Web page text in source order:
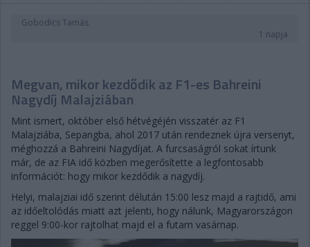
Gobodics Tamás
1 napja
Megvan, mikor kezdődik az F1-es Bahreini
Nagydíj Malajziában
Mint ismert, október első hétvégéjén visszatér az F1
Malajziába, Sepangba, ahol 2017 után rendeznek újra versenyt,
méghozzá a Bahreini Nagydíjat. A furcsaságról sokat írtunk
már, de az FIA idő közben megerősítette a legfontosabb
információt: hogy mikor kezdődik a nagydíj.
Helyi, malajziai idő szerint délután 15:00 lesz majd a rajtidő, ami
az időeltolódás miatt azt jelenti, hogy nálunk, Magyarországon
reggel 9:00-kor rajtolhat majd el a futam vasárnap.